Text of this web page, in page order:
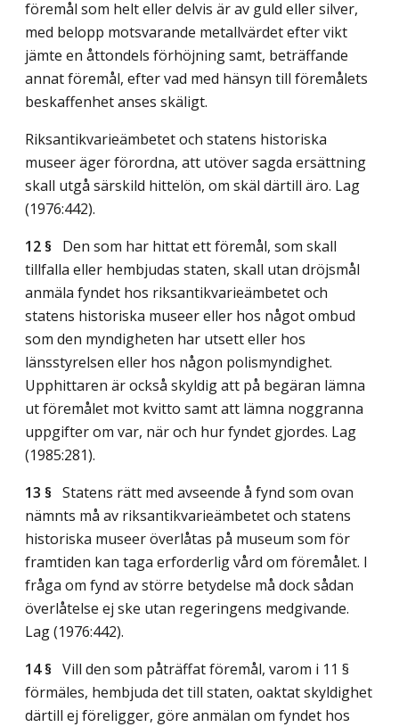
föremål som helt eller delvis är av guld eller silver,
med belopp motsvarande metallvärdet efter vikt
jämte en åttondels förhöjning samt, beträffande
annat föremål, efter vad med hänsyn till föremålets
beskaffenhet anses skäligt.
Riksantikvarieämbetet och statens historiska
museer äger förordna, att utöver sagda ersättning
skall utgå särskild hittelön, om skäl därtill äro. Lag
(1976:442).
12 § Den som har hittat ett föremål, som skall
tillfalla eller hembjudas staten, skall utan dröjsmål
anmäla fyndet hos riksantikvarieämbetet och
statens historiska museer eller hos något ombud
som den myndigheten har utsett eller hos
länsstyrelsen eller hos någon polismyndighet.
Upphittaren är också skyldig att på begäran lämna
ut föremålet mot kvitto samt att lämna noggranna
uppgifter om var, när och hur fyndet gjordes. Lag
(1985:281).
13 § Statens rätt med avseende å fynd som ovan
nämnts må av riksantikvarieämbetet och statens
historiska museer överlåtas på museum som för
framtiden kan taga erforderlig vård om föremålet. I
fråga om fynd av större betydelse må dock sådan
överlåtelse ej ske utan regeringens medgivande.
Lag (1976:442).
14 § Vill den som påträffat föremål, varom i 11 §
förmäles, hembjuda det till staten, oaktat skyldighet
därtill ej föreligger, göre anmälan om fyndet hos